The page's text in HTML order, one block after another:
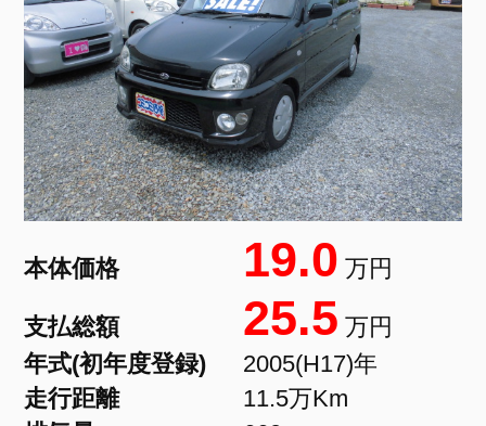
本体価格 19.0 万円
支払総額 25.5 万円
年式(初年度登録)
2005(H17)年
走行距離
11.5万Km